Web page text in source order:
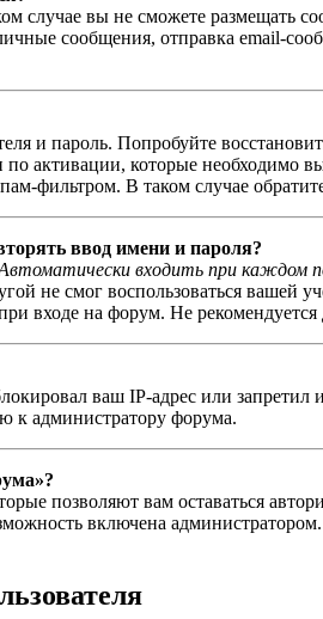
случае вы не сможете размещать
сообщения, отправка email-
и пароль. Попробуйте
активации, которые необходимо
фильтром. В таком случае
ввод имени и пароля?
входить при каждом
не смог воспользоваться вашей
входе на форум. Не
ваш IP-адрес или
к администратору форума.
позволяют вам оставаться
включена